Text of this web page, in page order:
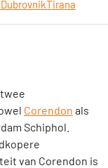
DubrovnikTirana
Corendon als
Schiphol.
van Corendon is